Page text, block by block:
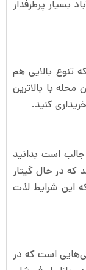
بسیار پرطرفدار
تنوع بالایی هم
محله با بالاترین
کنید.
است بدانید
که در حال گیتار
این شرایط لذت
است که در